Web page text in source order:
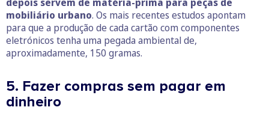
mobiliário urbano. Os mais recentes estudos apontam
para que a produção de cada cartão com componentes
eletrónicos tenha uma pegada ambiental de,
aproximadamente, 150 gramas.
5. Fazer compras sem pagar em
dinheiro